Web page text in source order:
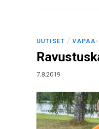
UUTISET /
7.8.2019